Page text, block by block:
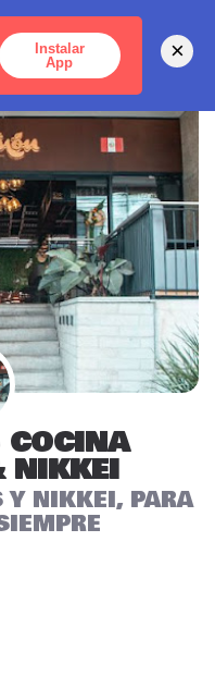
- CARTAGENA
NIKKEI
Y NIKKEI, PARA
Instalar
App
×